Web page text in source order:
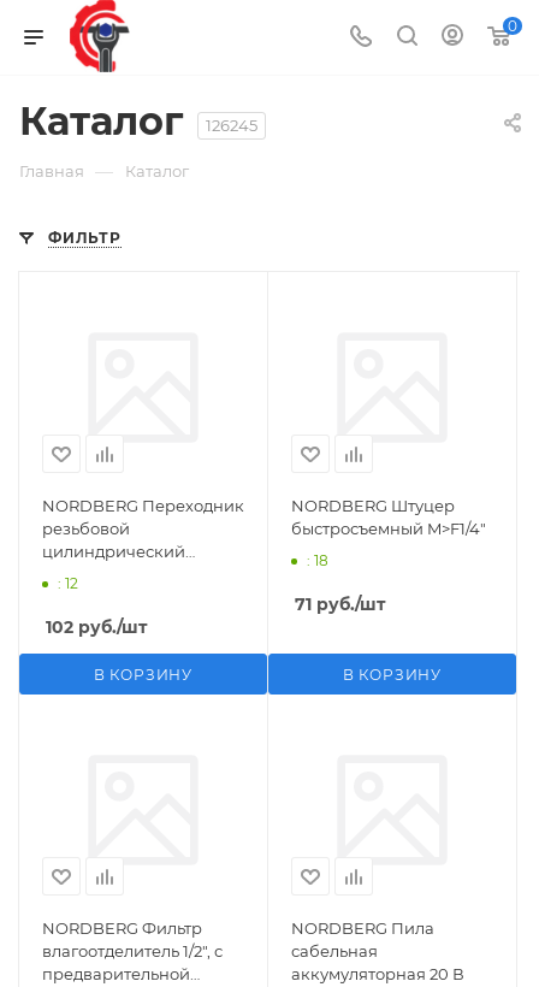
0
Каталог 126245
Главная — Каталог
ФИЛЬТР
NORDBERG Переходник
резьбовой
цилиндрический
M1/2">F1/4"
: 12
102 руб./шт
В КОРЗИНУ
NORDBERG Штуцер
быстросъемный M>F1/4"
: 18
71 руб./шт
В КОРЗИНУ
NORDBERG Фильтр
влагоотделитель 1/2", с
предварительной
NORDBERG Пила
сабельная
аккумуляторная 20 В